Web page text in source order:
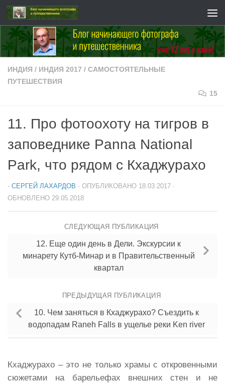
Перейти к содержимому
ИНДИЯ / ИНДИЯ 2017 / САМОСТОЯТЕЛЬНЫЕ
ПУТЕШЕСТВИЯ
15
11. Про фотоохоту на тигров в
заповеднике Panna National
Park, что рядом с Кхаджурахо
- СЕРГЕЙ ЛАХАРДОВ · ОПУБЛИКОВАНО 18.03.2017 ·
ОБНОВЛЕНО 29.05.2018
СЛЕДУЮЩАЯ ПУБЛИКАЦИЯ
12. Еще один день в Дели. Экскурсии к
минарету Кутб-Минар и в Правительственный
квартал
ПРЕДЫДУЩАЯ ПУБЛИКАЦИЯ
10. Чем заняться в Кхаджурахо? Съездить к
водопадам Raneh Falls в ущелье реки Ken river
Кхаджурахо – это не только храмы с откровенными
сюжетами на барельефах внешних стен и не